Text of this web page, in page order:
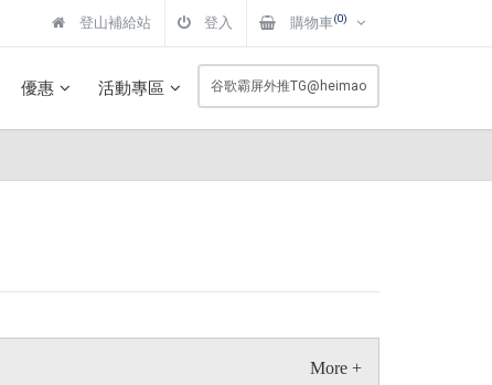
登山補給站 登入 購物車(0)
優惠 活動專區